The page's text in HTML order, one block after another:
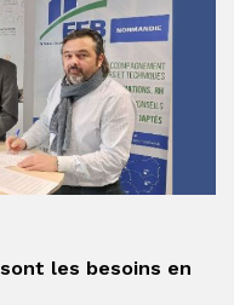
les besoins en